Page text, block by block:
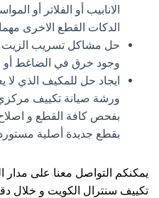
الانابيب أو الفلاتر أو
الدكات القطع الاخرى
حل مشاكل تسريب الزيت
وجود خرق في الضاغط أو
ايجاد حل للمكيف الذي
ورشة صيانة تكييف
بفحص كافة القطع و اصلاح
بقطع جديدة أصلية
تكييف سنترال الكويت و خلال